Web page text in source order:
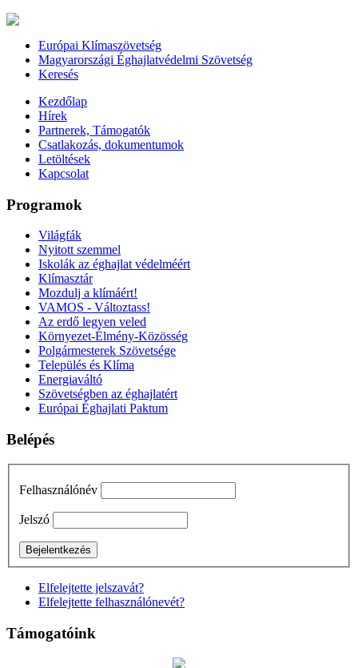
Európai Klímaszövetség
Magyarországi Éghajlatvédelmi Szövetség
Keresés
Kezdőlap
Hírek
Partnerek, Támogatók
Csatlakozás, dokumentumok
Letöltések
Kapcsolat
Programok
Világfák
Nyitott szemmel
Iskolák az éghajlat védelméért
Klímasztár
Mozdulj a klímáért!
VAMOS - Változtass!
Az erdő legyen veled
Környezet-Élmény-Közösség
Polgármesterek Szövetsége
Település és Klíma
Energiaváltó
Szövetségben az éghajlatért
Európai Éghajlati Paktum
Belépés
Felhasználónév
Jelszó
Elfelejtette jelszavát?
Elfelejtette felhasználónevét?
Támogatóink